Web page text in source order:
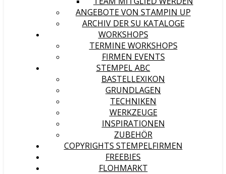
ANGEBOTE VON STAMPIN UP
ARCHIV DER SU KATALOGE
WORKSHOPS
TERMINE WORKSHOPS
FIRMEN EVENTS
STEMPEL ABC
BASTELLEXIKON
GRUNDLAGEN
TECHNIKEN
WERKZEUGE
INSPIRATIONEN
ZUBEHÖR
COPYRIGHTS STEMPELFIRMEN
FREEBIES
FLOHMARKT